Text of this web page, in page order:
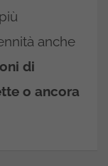
anche
di
o ancora